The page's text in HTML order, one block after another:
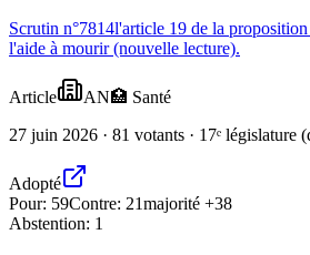
Scrutin n°7814l'article 19 de la
l'aide à mourir (nouvelle lecture).
Article AN🏥 Santé
27 juin 2026 · 81 votants · 17ᵉ législature
Adopté
Pour: 59Contre: 21majorité +38
Abstention: 1